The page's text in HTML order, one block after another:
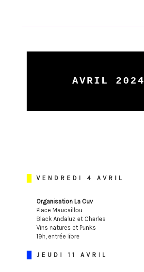
AVRIL 2024
VENDREDI 4 AVRIL
Organisation La Cuv
Place Maucaillou
Black Andaluz et Charles
Vins natures et Punks
19h, entrée libre
JEUDI 11 AVRIL